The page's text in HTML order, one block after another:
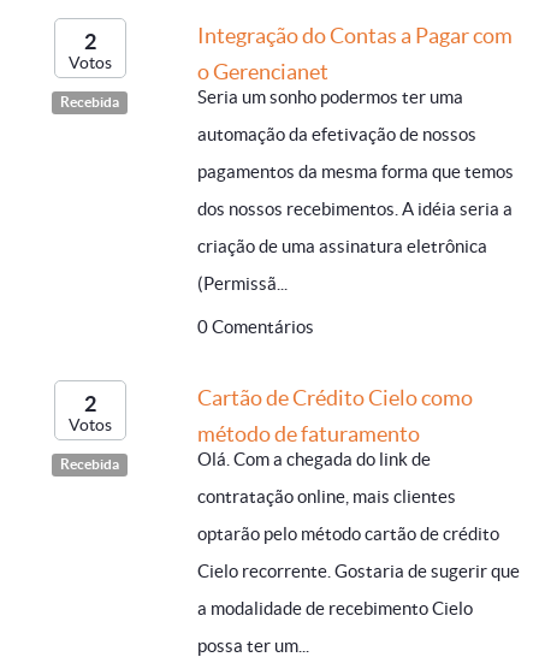
2
Votos
Recebida
Integração do Contas a Pagar com
o Gerencianet
Seria um sonho podermos ter uma
automação da efetivação de nossos
pagamentos da mesma forma que temos
dos nossos recebimentos. A idéia seria a
criação de uma assinatura eletrônica
(Permissã...
0 Comentários
2
Votos
Recebida
Cartão de Crédito Cielo como
método de faturamento
Olá. Com a chegada do link de
contratação online, mais clientes
optarão pelo método cartão de crédito
Cielo recorrente. Gostaria de sugerir que
a modalidade de recebimento Cielo
possa ter um...